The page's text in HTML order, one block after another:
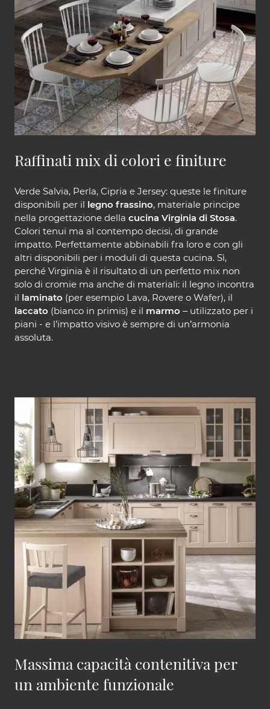
Raffinati mix di colori e finiture
Verde Salvia, Perla, Cipria e Jersey: queste le finiture
disponibili per il legno frassino, materiale principe
nella progettazione della cucina Virginia di Stosa.
Colori tenui ma al contempo decisi, di grande
impatto. Perfettamente abbinabili fra loro e con gli
altri disponibili per i moduli di questa cucina. Sì,
perché Virginia è il risultato di un perfetto mix non
solo di cromie ma anche di materiali: il legno incontra
il laminato (per esempio Lava, Rovere o Wafer), il
laccato (bianco in primis) e il marmo – utilizzato per i
piani - e l’impatto visivo è sempre di un’armonia
assoluta.
Massima capacità contenitiva per
un ambiente funzionale